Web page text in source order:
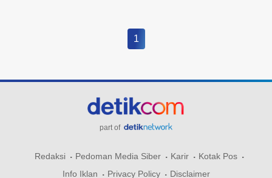
1
part of
Redaksi Pedoman Media Siber Karir
Kotak Pos
Info Iklan
Privacy Policy Disclaimer